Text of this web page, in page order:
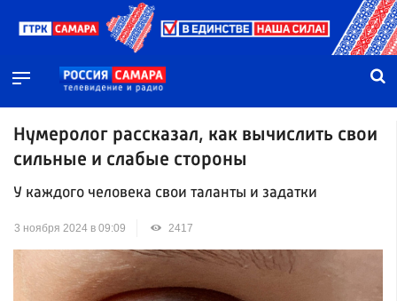
Нумеролог рассказал, как вычислить свои
сильные и слабые стороны
У каждого человека свои таланты и задатки
3 ноября 2024 в 09:09 2417